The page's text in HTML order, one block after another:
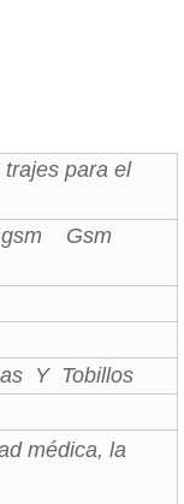
para el
gsm Gsm
Y Tobillos
médica, la